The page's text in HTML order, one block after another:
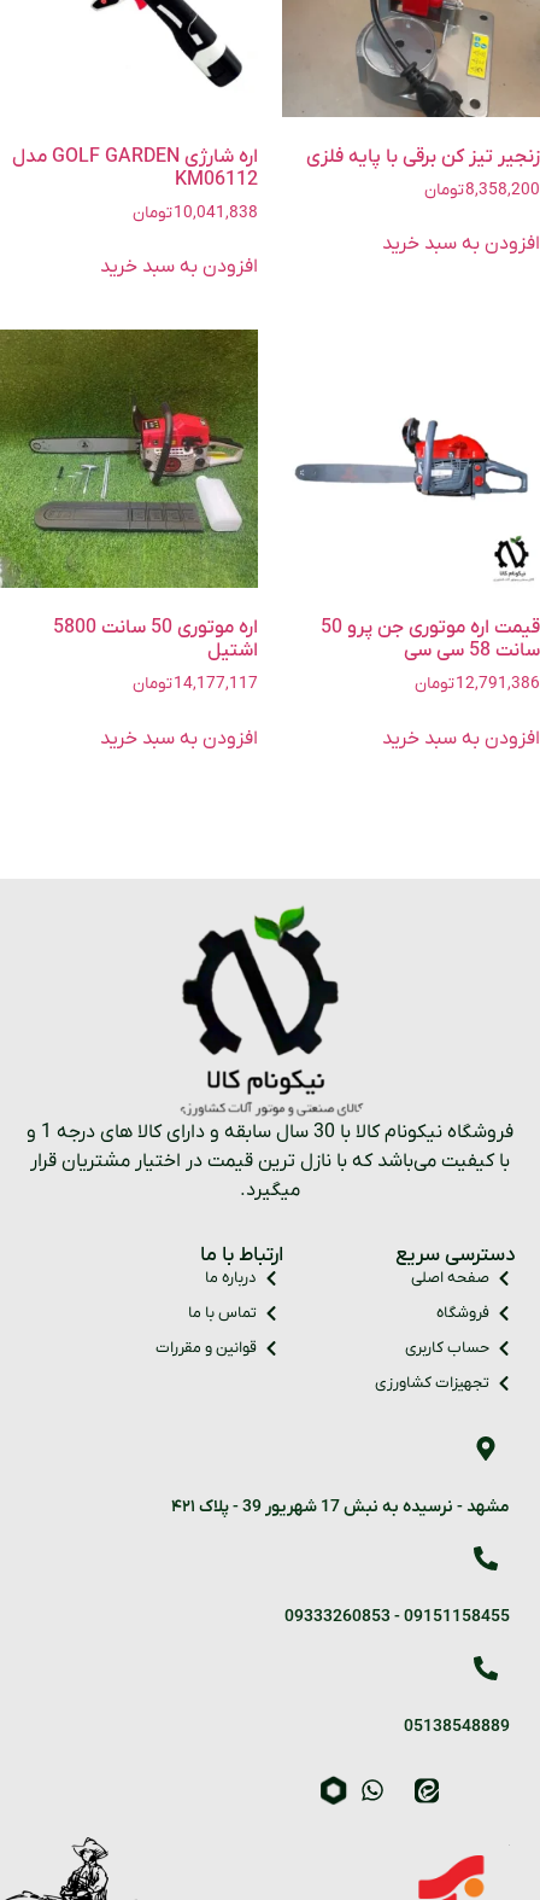
زنجیر تیز کن برقی با پایه فلزی
8,358,200تومان
افزودن به سبد خرید
اره شارژی GOLF GARDEN مدل
KM06112
10,041,838تومان
افزودن به سبد خرید
قیمت اره موتوری جن پرو 50
سانت 58 سی سی
12,791,386تومان
افزودن به سبد خرید
اره موتوری 50 سانت 5800
اشتیل
14,177,117تومان
افزودن به سبد خرید
فروشگاه نیکونام کالا با 30 سال سابقه و دارای کالا های درجه 1 و
با کیفیت می‌باشد که با نازل ترین قیمت در اختیار مشتریان قرار
میگیرد.
دسترسی سریع
صفحه اصلی
فروشگاه
حساب کاربری
تجهیزات کشاورزی
ارتباط با ما
درباره ما
تماس با ما
قوانین و مقررات
مشهد - نرسیده به نبش 17 شهریور 39 - پلاک ۴۲۱
09151158455
-
09333260853
05138548889